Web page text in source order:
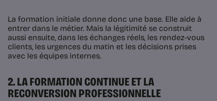
La formation initiale donne donc une base. Elle aide à
entrer dans le métier. Mais la légitimité se construit
aussi ensuite, dans les échanges réels, les rendez-vous
clients, les urgences du matin et les décisions prises
avec les équipes internes.
2. LA FORMATION CONTINUE ET LA
RECONVERSION PROFESSIONNELLE